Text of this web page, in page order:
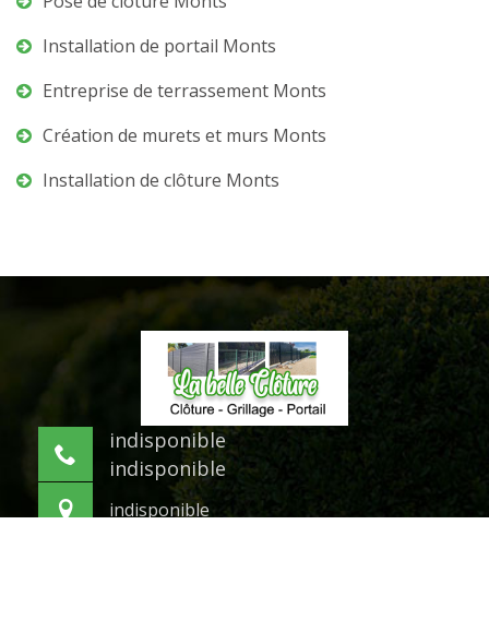
Installation de portail Monts
Entreprise de terrassement Monts
Création de murets et murs Monts
Installation de clôture Monts
indisponible
indisponible
indisponible